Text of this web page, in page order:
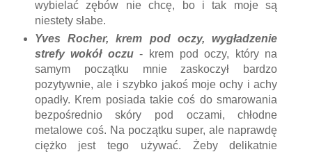
wybielać zębów nie chcę, bo i tak moje są
niestety słabe.
Yves Rocher, krem pod oczy, wygładzenie
strefy wokół oczu- krem pod oczy, który na
samym początku mnie zaskoczył bardzo
pozytywnie, ale i szybko jakoś moje ochy i achy
opadły. Krem posiada takie coś do smarowania
bezpośrednio skóry pod oczami, chłodne
metalowe coś. Na początku super, ale naprawdę
ciężko jest tego używać. Żeby delikatnie